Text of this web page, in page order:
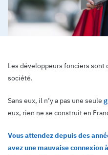
Les développeurs fonciers sont
société.
Sans eux, il n’y a pas une seule
eux, rien ne se construit en
Vous attendez depuis des
avez une mauvaise connexion